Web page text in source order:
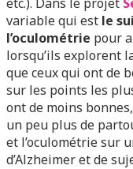
variable qui est le
l’oculométrie pour
lorsqu’ils explorent
que ceux qui ont de
sur les points les
ont de moins
un peu plus de
et l’oculométrie sur
d’Alzheimer et de